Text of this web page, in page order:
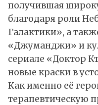
получившая
благодаря роли
Галактики», а
«Джуманджи» и
сериале «Доктор
новые краски в
Как именно её
терапевтическую